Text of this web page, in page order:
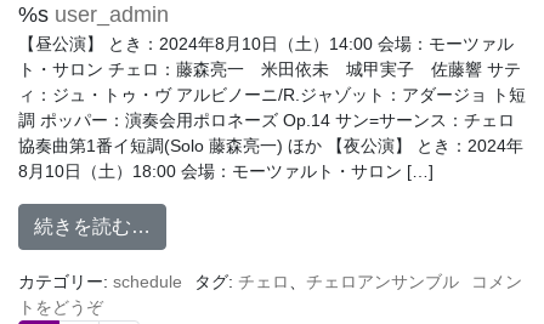
%s user_admin
【昼公演】 とき：2024年8月10日（土）14:00 会場：モーツァル
ト・サロン チェロ：藤森亮一 米田依未 城甲実子 佐藤響 サテ
ィ：ジュ・トゥ・ヴ アルビノーニ/R.ジャゾット：アダージョ ト短
調 ポッパー：演奏会用ポロネーズ Op.14 サン=サーンス：チェロ
協奏曲第1番イ短調(Solo 藤森亮一) ほか 【夜公演】 とき：2024年
8月10日（土）18:00 会場：モーツァルト・サロン […]
続きを読む…
カテゴリー: schedule タグ: チェロ チェロアンサンブル
コメン
トをどうぞ